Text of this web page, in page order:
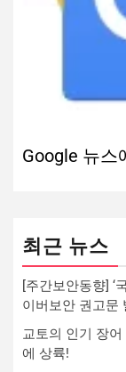
Google 뉴스
최근 뉴스
[주간보안동향] ‘
이버보안 권고문
교토의 인기 장어
에 상륙!